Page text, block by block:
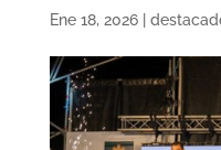
Ene 18, 2026|